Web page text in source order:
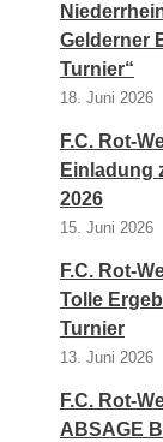
Gelderner
Turnier“
18. Juni 2026
F.C. Rot-
Einladung
2026
15. Juni 2026
F.C. Rot-
Tolle
Turnier
13. Juni 2026
F.C. Rot-
ABSAGE